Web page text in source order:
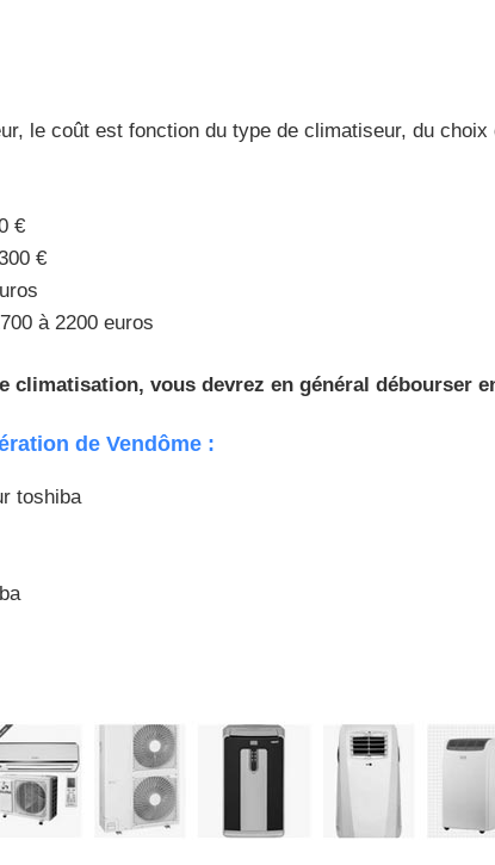
le coût est fonction du type de climatiseur, du
€
€
à 2200 euros
climatisation, vous devrez en général débourser
de Vendôme :
toshiba